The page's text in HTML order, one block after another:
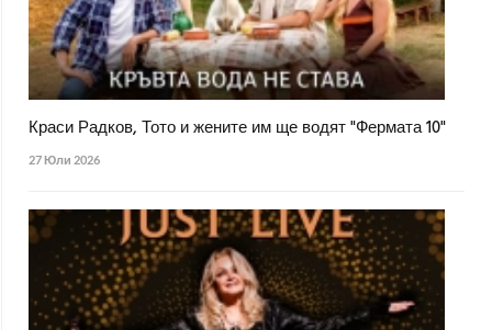
Краси Радков, Тото и жените им ще водят "Фермата 10"
27 Юли 2026